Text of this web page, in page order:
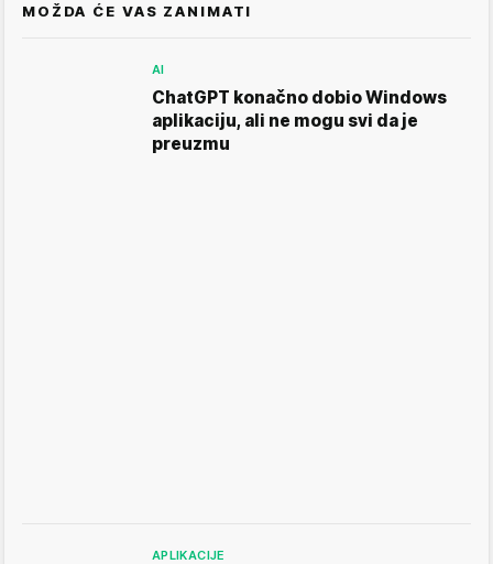
MOŽDA ĆE VAS ZANIMATI
AI
ChatGPT konačno dobio Windows
aplikaciju, ali ne mogu svi da je
preuzmu
APLIKACIJE